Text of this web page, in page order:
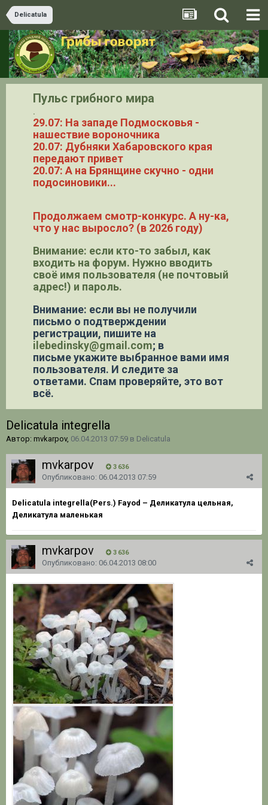
Delicatula
Пульс грибного мира
.
29.07: На западе Подмосковья -
нашествие вороночника
20.07: Дубняки Хабаровского края
передают привет
20.07: А на Брянщине скучно - одни
подосиновики...
Продолжаем смотр-конкурс. А ну-ка,
что у нас выросло? (в 2026 году)
Внимание: если кто-то забыл, как
входить на форум. Нужно вводить
своё имя пользователя (не почтовый
адрес!) и пароль.
Внимание: если вы не получили
письмо о подтверждении
регистрации, пишите на
ilebedinsky@gmail.com; в
письме укажите выбранное вами имя
пользователя. И следите за
ответами. Спам проверяйте, это вот
всё.
Delicatula integrella
Автор: mvkarpov, 06.04.2013 07:59 в Delicatula
mvkarpov 3 636
Опубликовано: 06.04.2013 07:59
Delicatula integrella(Pers.) Fayod – Деликатула цельная,
Деликатула маленькая
mvkarpov 3 636
Опубликовано: 06.04.2013 08:00